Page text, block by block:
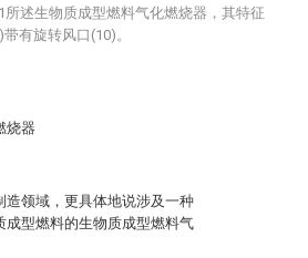
烧器
造领域，更具体地说涉及一种
成型燃料的生物质成型燃料气
所述生物质成型燃料气化燃烧器，其特征
有旋转风口(10)。